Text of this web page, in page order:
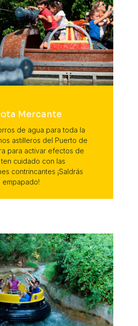
Mercante
de agua para toda la
astilleros del Puerto de
para activar efectos de
cuidado con las
contrincantes ¡Saldrás
empapado!